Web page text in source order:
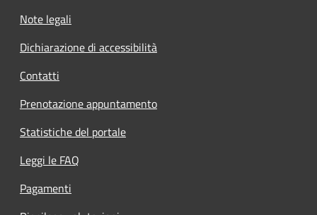
Note legali
Dichiarazione di accessibilità
Contatti
Prenotazione appuntamento
Statistiche del portale
Leggi le FAQ
Pagamenti